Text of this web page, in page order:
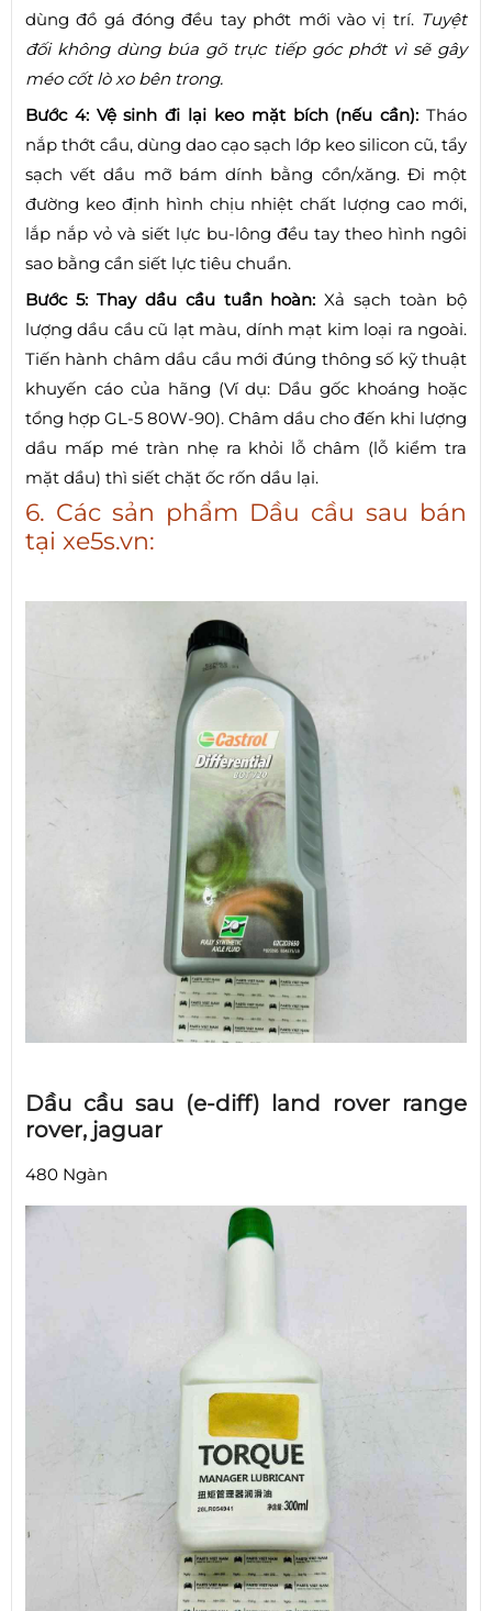
dùng đồ gá đóng đều tay phớt mới vào vị trí. Tuyệt
đối không dùng búa gõ trực tiếp góc phớt vì sẽ gây
méo cốt lò xo bên trong.
Bước 4: Vệ sinh đi lại keo mặt bích (nếu cần): Tháo
nắp thớt cầu, dùng dao cạo sạch lớp keo silicon cũ, tẩy
sạch vết dầu mỡ bám dính bằng cồn/xăng. Đi một
đường keo định hình chịu nhiệt chất lượng cao mới,
lắp nắp vỏ và siết lực bu-lông đều tay theo hình ngôi
sao bằng cần siết lực tiêu chuẩn.
Bước 5: Thay dầu cầu tuần hoàn: Xả sạch toàn bộ
lượng dầu cầu cũ lạt màu, dính mạt kim loại ra ngoài.
Tiến hành châm dầu cầu mới đúng thông số kỹ thuật
khuyến cáo của hãng (Ví dụ: Dầu gốc khoáng hoặc
tổng hợp GL-5 80W-90). Châm dầu cho đến khi lượng
dầu mấp mé tràn nhẹ ra khỏi lỗ châm (lỗ kiểm tra
mặt dầu) thì siết chặt ốc rốn dầu lại.
6. Các sản phẩm Dầu cầu sau bán
tại xe5s.vn:
Dầu cầu sau (e-diff) land rover range
rover, jaguar
480 Ngàn